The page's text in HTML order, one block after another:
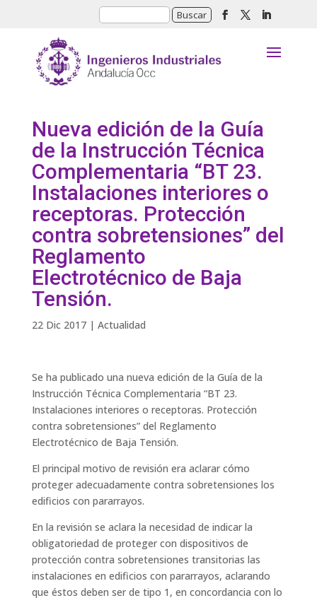
Nueva edición de la Guía
de la Instrucción Técnica
Complementaria “BT 23.
Instalaciones interiores o
receptoras. Protección
contra sobretensiones” del
Reglamento
Electrotécnico de Baja
Tensión.
22 Dic 2017| Actualidad
Se ha publicado una nueva edición de la Guía de la
Instrucción Técnica Complementaria “BT 23.
Instalaciones interiores o receptoras. Protección
contra sobretensiones” del Reglamento
Electrotécnico de Baja Tensión.
El principal motivo de revisión era aclarar cómo
proteger adecuadamente contra sobretensiones los
edificios con pararrayos.
En la revisión se aclara la necesidad de indicar la
obligatoriedad de proteger con dispositivos de
protección contra sobretensiones transitorias las
instalaciones en edificios con pararrayos, aclarando
que éstos deben ser de tipo 1, en concordancia con lo